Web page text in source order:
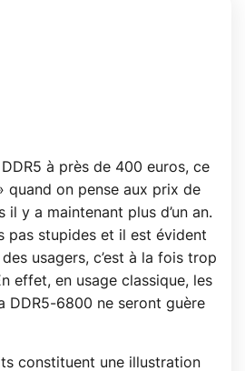
à près de 400 euros, ce
quand on pense aux prix de
il y a maintenant plus d’un an.
pas stupides et il est évident
usagers, c’est à la fois trop
effet, en usage classique, les
DDR5-6800 ne seront guère
constituent une illustration